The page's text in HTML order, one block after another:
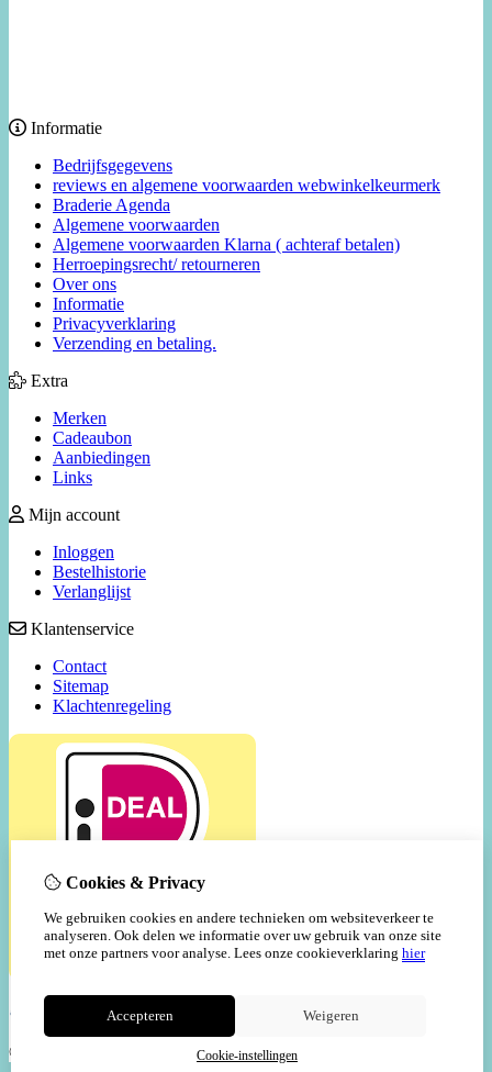
Informatie
Bedrijfsgegevens
reviews en algemene voorwaarden webwinkelkeurmerk
Braderie Agenda
Algemene voorwaarden
Algemene voorwaarden Klarna ( achteraf betalen)
Herroepingsrecht/ retourneren
Over ons
Informatie
Privacyverklaring
Verzending en betaling.
Extra
Merken
Cadeaubon
Aanbiedingen
Links
Mijn account
Inloggen
Bestelhistorie
Verlanglijst
Klantenservice
Contact
Sitemap
Klachtenregeling
© Copyright 2026 |
Cookies & Privacy
We gebruiken cookies en andere technieken om websiteverkeer te
analyseren. Ook delen we informatie over uw gebruik van onze site
met onze partners voor analyse. Lees onze cookieverklaring hier
Accepteren Weigeren
Cookie-instellingen